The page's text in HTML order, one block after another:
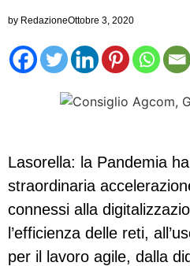
by RedazioneOttobre 3, 2020
Lasorella: la Pandemia
straordinaria
connessi alla
l’efficienza delle reti,
per il lavoro agile, dalla